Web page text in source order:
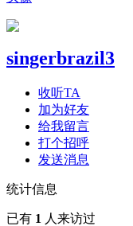
singerbrazil3
收听TA
加为好友
给我留言
打个招呼
发送消息
统计信息
已有 1 人来访过